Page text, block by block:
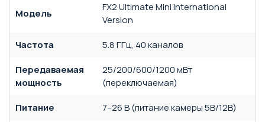
Модель
FX2 Ultimate Mini International
Version
Частота
5.8 ГГц, 40 каналов
Передаваемая
мощность
25/200/600/1200 мВт
(переключаемая)
Питание
7–26 В (питание камеры 5В/12В)